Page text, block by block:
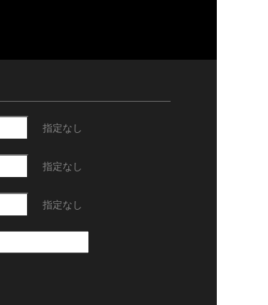
指定なし
指定なし
指定なし